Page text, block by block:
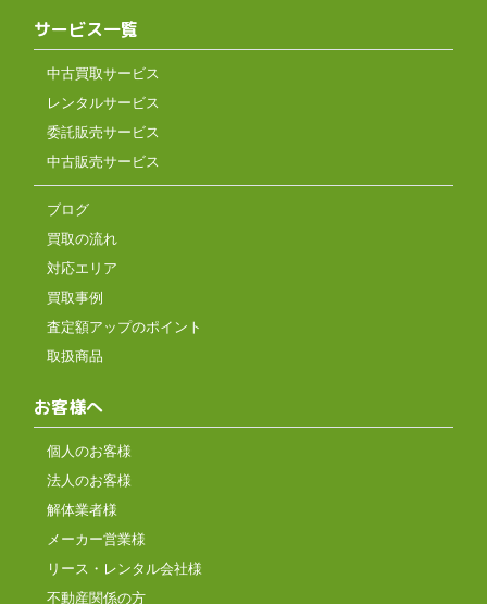
サービス一覧
中古買取サービス
レンタルサービス
委託販売サービス
中古販売サービス
ブログ
買取の流れ
対応エリア
買取事例
査定額アップのポイント
取扱商品
お客様へ
個人のお客様
法人のお客様
解体業者様
メーカー営業様
リース・レンタル会社様
不動産関係の方